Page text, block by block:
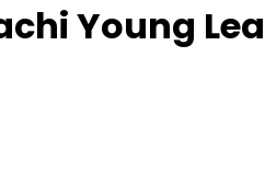
Young